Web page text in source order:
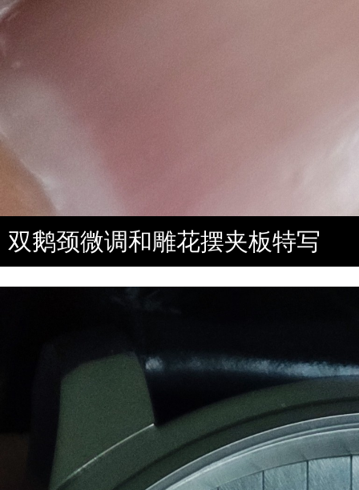
双鹅颈微调和雕花摆夹板特写